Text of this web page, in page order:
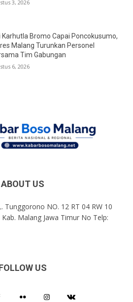
3, 2026
Karhutla Bromo Capai Poncokusumo,
Malang Turunkan Personel
Tim Gabungan
6, 2026
ABOUT US
Tunggorono NO. 12 RT 04 RW 10
Malang Jawa Timur No Telp:
US